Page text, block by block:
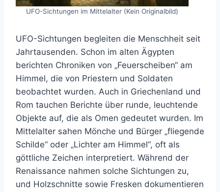
UFO-Sichtungen im Mittelalter (Kein Originalbild)
UFO-Sichtungen begleiten die Menschheit seit
Jahrtausenden. Schon im alten Ägypten
berichten Chroniken von „Feuerscheiben“ am
Himmel, die von Priestern und Soldaten
beobachtet wurden. Auch in Griechenland und
Rom tauchen Berichte über runde, leuchtende
Objekte auf, die als Omen gedeutet wurden. Im
Mittelalter sahen Mönche und Bürger „fliegende
Schilde“ oder „Lichter am Himmel“, oft als
göttliche Zeichen interpretiert. Während der
Renaissance nahmen solche Sichtungen zu,
und Holzschnitte sowie Fresken dokumentieren